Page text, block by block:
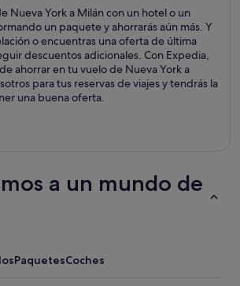
Nueva York a Milán con un hotel o un
un paquete y ahorrarás aún más. Y
o encuentras una oferta de última
descuentos adicionales. Con Expedia,
ahorrar en tu vuelo de Nueva York a
para tus reservas de viajes y tendrás la
una buena oferta.
a un mundo de
PaquetesCoches